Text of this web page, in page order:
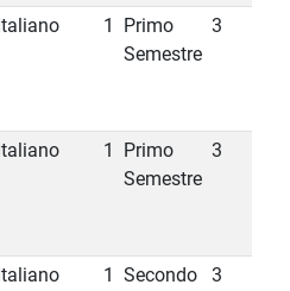
Italiano 1
Primo
Semestre
3
Italiano 1
Primo
Semestre
3
Italiano 1
Secondo
3